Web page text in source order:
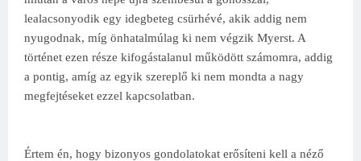
lealacsonyodik egy idegbeteg csürhévé, akik addig nem
nyugodnak, míg önhatalmúlag ki nem végzik Myerst. A
történet ezen része kifogástalanul működött számomra, addig
a pontig, amíg az egyik szereplő ki nem mondta a nagy
megfejtéseket ezzel kapcsolatban.
Értem én, hogy bizonyos gondolatokat erősíteni kell a néző